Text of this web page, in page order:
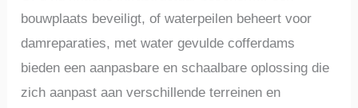
bouwplaats beveiligt, of waterpeilen beheert voor
damreparaties, met water gevulde cofferdams
bieden een aanpasbare en schaalbare oplossing die
zich aanpast aan verschillende terreinen en